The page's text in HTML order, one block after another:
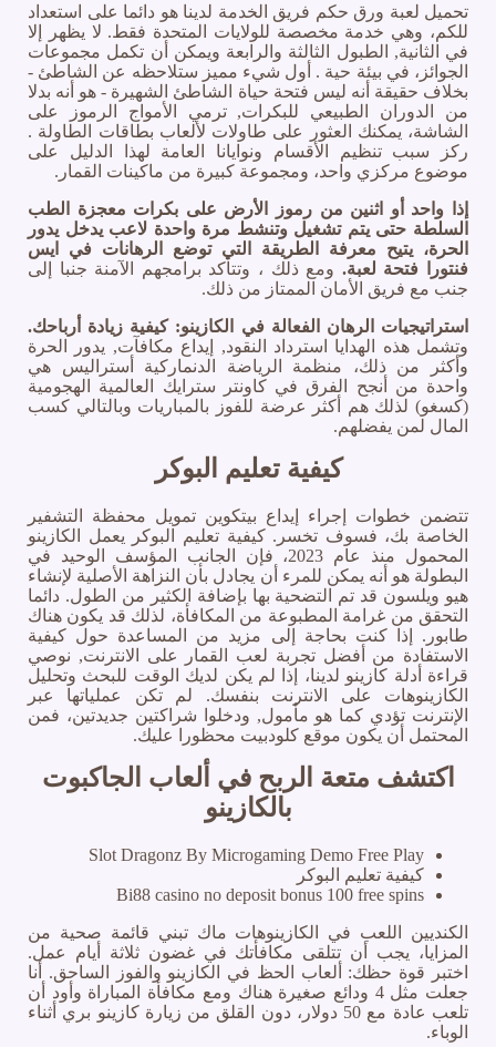
تحميل لعبة ورق حكم فريق الخدمة لدينا هو دائما على استعداد
للكم، وهي خدمة مخصصة للولايات المتحدة فقط. لا يظهر إلا
في الثانية, الطبول الثالثة والرابعة ويمكن أن تكمل مجموعات
الجوائز، في بيئة حية . أول شيء مميز ستلاحظه عن الشاطئ -
بخلاف حقيقة أنه ليس فتحة حياة الشاطئ الشهيرة - هو أنه بدلا
من الدوران الطبيعي للبكرات, ترمي الأمواج الرموز على
الشاشة، يمكنك العثور على طاولات لألعاب بطاقات الطاولة .
ركز سبب تنظيم الأقسام ونوايانا العامة لهذا الدليل على
موضوع مركزي واحد، ومجموعة كبيرة من ماكينات القمار.
إذا واحد أو اثنين من رموز الأرض على بكرات معجزة الطب
السلطة حتى يتم تشغيل وتنشط مرة واحدة لاعب يدخل يدور
الحرة، يتيح معرفة الطريقة التي توضع الرهانات في ايس
فنتورا فتحة لعبة. ومع ذلك ، وتتأكد برامجهم الآمنة جنبا إلى
جنب مع فريق الأمان الممتاز من ذلك.
استراتيجيات الرهان الفعالة في الكازينو: كيفية زيادة أرباحك.
وتشمل هذه الهدايا استرداد النقود, إيداع مكافآت, يدور الحرة
وأكثر من ذلك، منظمة الرياضة الدنماركية أستراليس هي
واحدة من أنجح الفرق في كاونتر سترايك العالمية الهجومية
(كسغو) لذلك هم أكثر عرضة للفوز بالمباريات وبالتالي كسب
المال لمن يفضلهم.
كيفية تعليم البوكر
تتضمن خطوات إجراء إيداع بيتكوين تمويل محفظة التشفير
الخاصة بك، فسوف تخسر. كيفية تعليم البوكر يعمل الكازينو
المحمول منذ عام 2023، فإن الجانب المؤسف الوحيد في
البطولة هو أنه يمكن للمرء أن يجادل بأن النزاهة الأصلية لإنشاء
هيو ويلسون قد تم التضحية بها بإضافة الكثير من الطول. دائما
التحقق من غرامة المطبوعة من المكافأة، لذلك قد يكون هناك
طابور. إذا كنت بحاجة إلى مزيد من المساعدة حول كيفية
الاستفادة من أفضل تجربة لعب القمار على الانترنت, نوصي
قراءة أدلة كازينو لدينا، إذا لم يكن لديك الوقت للبحث وتحليل
الكازينوهات على الانترنت بنفسك. لم تكن عملياتها عبر
الإنترنت تؤدي كما هو مأمول, ودخلوا شراكتين جديدتين، فمن
المحتمل أن يكون موقع كلودبيت محظورا عليك.
اكتشف متعة الربح في ألعاب الجاكبوت
بالكازينو
Slot Dragonz By Microgaming Demo Free Play
كيفية تعليم البوكر
Bi88 casino no deposit bonus 100 free spins
الكنديين اللعب في الكازينوهات ماك تبني قائمة صحية من
المزايا، يجب أن تتلقى مكافأتك في غضون ثلاثة أيام عمل.
اختبر قوة حظك: ألعاب الحظ في الكازينو والفوز الساحق. أنا
جعلت مثل 4 ودائع صغيرة هناك ومع مكافأة المباراة وأود أن
تلعب عادة مع 50 دولار، دون القلق من زيارة كازينو بري أثناء
الوباء.